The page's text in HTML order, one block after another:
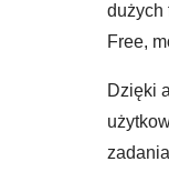
dużych
Free,
Dzięki